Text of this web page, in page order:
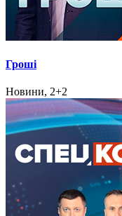
Гроші
Новини, 2+2